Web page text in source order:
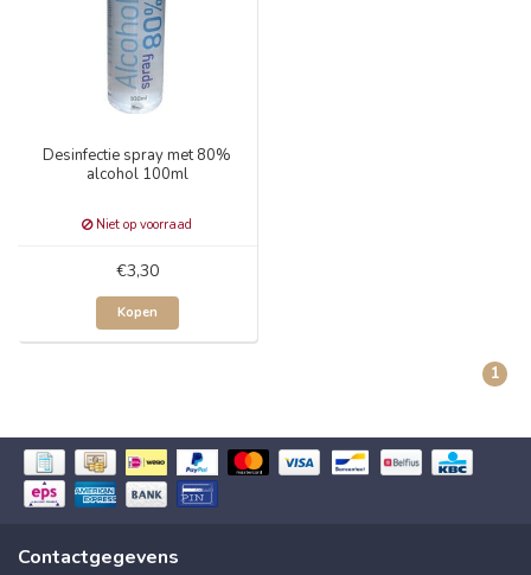
Desinfectie spray met 80%
alcohol 100ml
Niet op voorraad
€3,30
Kopen
1
Contactgegevens